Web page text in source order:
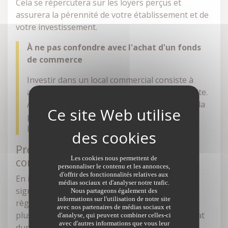
Cela se répercutera sur les loyers perçus et
assurera la pérennité de votre établissement et de
votre investissement.
À ne pas confondre avec l'achat d'un fonds
de commerce
Investir dans un local commercial consiste à
acheter un commerce pour le louer par la suite.
À la différence du fonds de commerce qui est la
propriété du commerçant et non de
l'investisseur.
Profitez de la souplesse du bail
commercial
En investissant dans un local commercial, vous
signerez un
bail commercialqui répond à des
règles bien spécifiques. Plus souple, il est aussi
plus sécurisant qu'un bail d'habitation. Le contrat
Les cookies nous permettent de
personnaliser le contenu et les annonces,
d'offrir des fonctionnalités relatives aux
médias sociaux et d'analyser notre trafic.
Nous partageons également des
informations sur l'utilisation de notre site
avec nos partenaires de médias sociaux et
d'analyse, qui peuvent combiner celles-ci
avec d'autres informations que vous leur